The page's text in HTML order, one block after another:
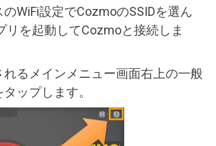
のWiFi設定でCozmoのSSIDを選ん
リを起動してCozmoと接続しま
るメインメニュー画面右上の一般
ップします。